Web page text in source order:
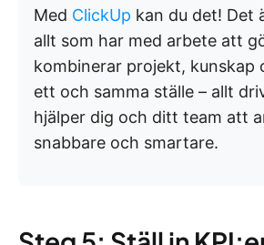
Med ClickUp kan du det! Det
allt som har med arbete att
kombinerar projekt, kunskap
ett och samma ställe – allt
hjälper dig och ditt team att
snabbare och smartare.